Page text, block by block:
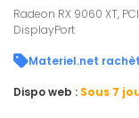
Radeon RX 9060 XT,
DisplayPort
Materiel.net
Dispo web : Sous 7